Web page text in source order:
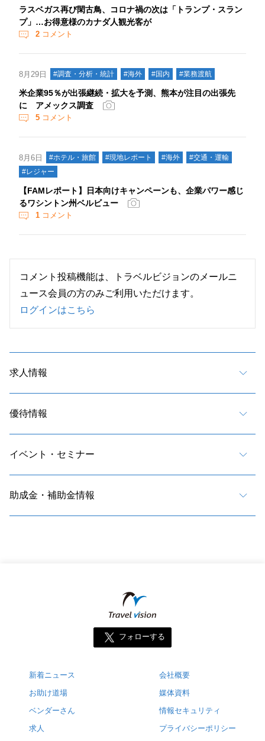
ラスベガス再び閑古鳥、コロナ禍の次は「トランプ・スラン
プ」…お得意様のカナダ人観光客が
2 コメント
8月29日 #調査・分析・統計 #海外 #国内 #業務渡航
米企業95％が出張継続・拡大を予測、熊本が注目の出張先
に アメックス調査
5 コメント
8月6日 #ホテル・旅館 #現地レポート #海外
#交通・運輸
#レジャー
【FAMレポート】日本向けキャンペーンも、企業パワー感じ
るワシントン州ベルビュー
1 コメント
コメント投稿機能は、トラベルビジョンのメールニ
ュース会員の方のみご利用いただけます。
ログインはこちら
求人情報
優待情報
イベント・セミナー
助成金・補助金情報
フォローする
新着ニュース
お助け道場
ベンダーさん
求人
会社概要
媒体資料
情報セキュリティ
プライバシーポリシー